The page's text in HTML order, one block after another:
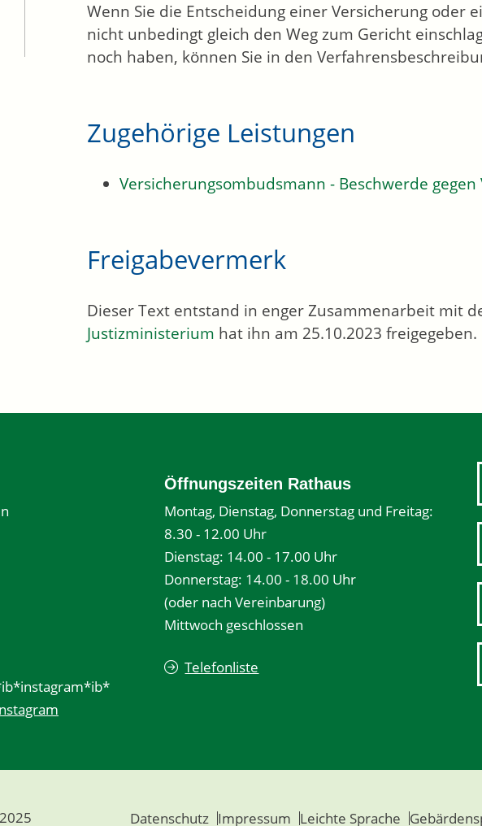
Wenn Sie die Entscheidung einer Versicherung oder
nicht unbedingt gleich den Weg zum Gericht
noch haben, können Sie in den
Zugehörige Leistungen
Versicherungsombudsmann - Beschwerde
Freigabevermerk
Dieser Text entstand in enger Zusammenarbeit mit
Justizministerium hat ihn am 25.10.2023 freigegeben.
Öffnungszeiten Rathaus
Montag, Dienstag, Donnerstag und Freitag:
8.30 - 12.00 Uhr
Dienstag: 14.00 - 17.00 Uhr
Donnerstag: 14.00 - 18.00 Uhr
(oder nach Vereinbarung)
Mittwoch geschlossen
Telefonliste
Datenschutz Impressum Leichte Sprache